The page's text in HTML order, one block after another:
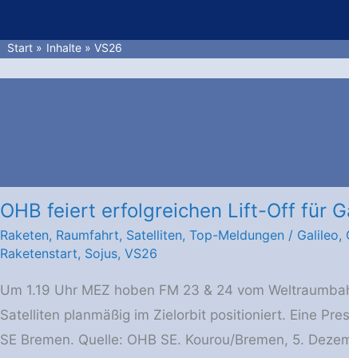
Start Inhalte VS26
OHB feiert erfolgreichen Lift-Off für
Raketen, Raumfahrt, Satelliten, Top-Meldungen / Galileo,
Raketenstart, Sojus, VS26
Um 1.19 Uhr MEZ hoben FM 23 & 24 vom
Satelliten planmäßig im Zielorbit positioniert. Eine
SE Bremen. Quelle: OHB SE. Kourou/Bremen, 5.